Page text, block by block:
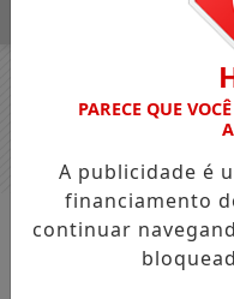
PEDRO DOS
NOTÍCIAS GERAL
Ciclone
PARECE QUE
A publicidade é
financiamento
continuar